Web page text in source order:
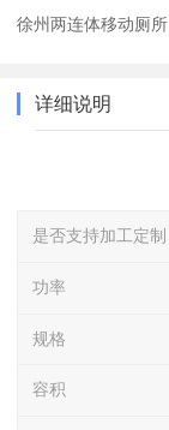
徐州两连体移动厕所
详细说明
是否支持加工定制
功率
规格
容积